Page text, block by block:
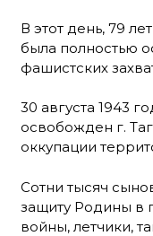
В этот день, 79
была полностью
фашистских
30 августа 1943
освобожден г.
оккупации
Сотни тысяч
защиту Родины в
войны, летчики,